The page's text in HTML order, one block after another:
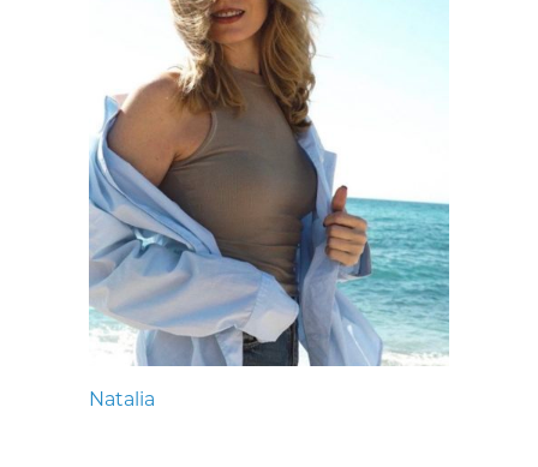
Natalia